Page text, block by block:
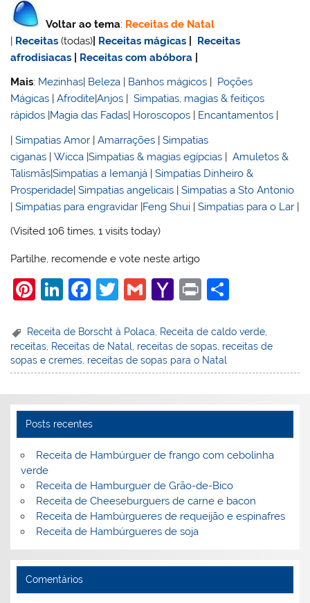
Voltar ao tema: Receitas de Natal
| Receitas (todas) Receitas mágicas
Receitas
afrodisiacas
Receitas com abóbora
Mais: Mezinhas| Beleza | Banhos mágicos | Poções
Mágicas |Afrodite|Anjos |Simpatias, magias & feitiços
rápidos |Magia das Fadas| Horoscopos | Encantamentos |
|Simpatias Amor |Amarrações |Simpatias
ciganas |Wicca |Simpatias & magias egípcias |Amuletos &
Talismãs|Simpatias a Iemanjá |Simpatias Dinheiro &
Prosperidade|Simpatias angelicais |Simpatias a Sto Antonio
|Simpatias para engravidar |Feng Shui |Simpatias para o Lar |
(Visited 106 times, 1 visits today)
Partilhe, recomende e vote neste artigo
Pi
er
e
st
Li
k
e
dI
F
c
e
b
o
k
T
itt
er
G
ai
l
Y
h
o
o
l
Pr
t
ar
e
Receita de Borscht à Polaca Receita de caldo verde
receitas Receitas de Natal receitas de sopas receitas de
sopas e cremes receitas de sopas para o Natal
Posts recentes
Receita de Hambúrguer de frango com cebolinha
verde
Receita de Hamburguer de Grão-de-Bico
Receita de Cheeseburguers de carne e bacon
Receita de Hambúrgueres de requeijão e espinafres
Receita de Hambúrgueres de soja
Comentários